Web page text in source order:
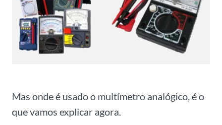
Mas onde é usado o multímetro analógico, é o
que vamos explicar agora.